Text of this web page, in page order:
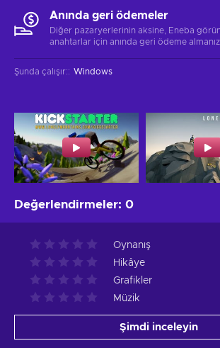
Anında geri ödemeler
Diğer pazaryerlerinin aksine, Eneba
anahtarlar için anında geri ödeme
Şunda çalışır:: Windows
Değerlendirmeler: 0
Oynanış
Hikâye
Grafikler
Müzik
Şimdi inceleyin